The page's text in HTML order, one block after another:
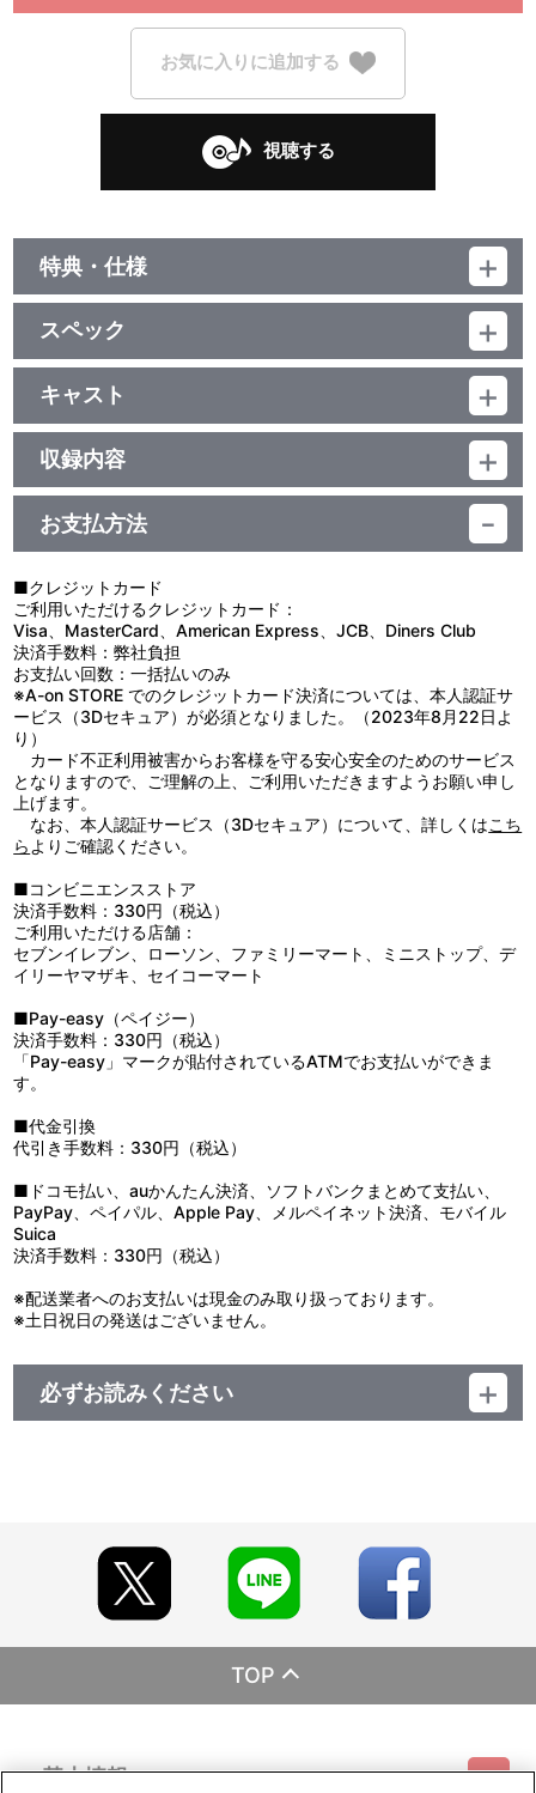
お気に入りに追加する
視聴する
特典・仕様
期間限定特典
『生きてるだけで丸儲け』ワンマンツアーCD封入最速先行
スペック
品番：LACA-15620
ジャンル：邦楽ポップス
アルバム
／49分
キャスト
ラックライフ
収録内容
＜収録曲＞
1：サニーデイ
2：初めの一歩
3：ｖｉｅｗ
4：ｓｈｕｔｔｏ
5：アイトユウ
6：君の匂い
7：風が吹く街
8：素晴らしい世界
9：ラブリープリティーミュージック
10：変わらない空
12：赤い糸
13：名前を呼ぶよ
お支払方法
■クレジットカード
ご利用いただけるクレジットカード：
Visa、MasterCard、American Express、JCB、Diners Club
決済手数料：弊社負担
お支払い回数：一括払いのみ
※A-on STORE でのクレジットカード決済については、本人認証サ
ービス（3Dセキュア）が必須となりました。（2023年8月22日よ
り）
カード不正利用被害からお客様を守る安心安全のためのサービス
となりますので、ご理解の上、ご利用いただきますようお願い申し
上げます。
なお、本人認証サービス（3Dセキュア）について、詳しくはこち
ら よりご確認ください。
■コンビニエンスストア
決済手数料：330円（税込）
ご利用いただける店舗：
セブンイレブン、ローソン、ファミリーマート、ミニストップ、デ
イリーヤマザキ、セイコーマート
■Pay-easy（ペイジー）
決済手数料：330円（税込）
「Pay-easy」マークが貼付されているATMでお支払いができま
す。
■代金引換
代引き手数料：330円（税込）
■ドコモ払い、auかんたん決済、ソフトバンクまとめて支払い、
PayPay、ペイパル、Apple Pay、メルペイネット決済、モバイル
Suica
決済手数料：330円（税込）
※配送業者へのお支払いは現金のみ取り扱っております。
※土日祝日の発送はございません。
必ずお読みください
TOP
基本情報